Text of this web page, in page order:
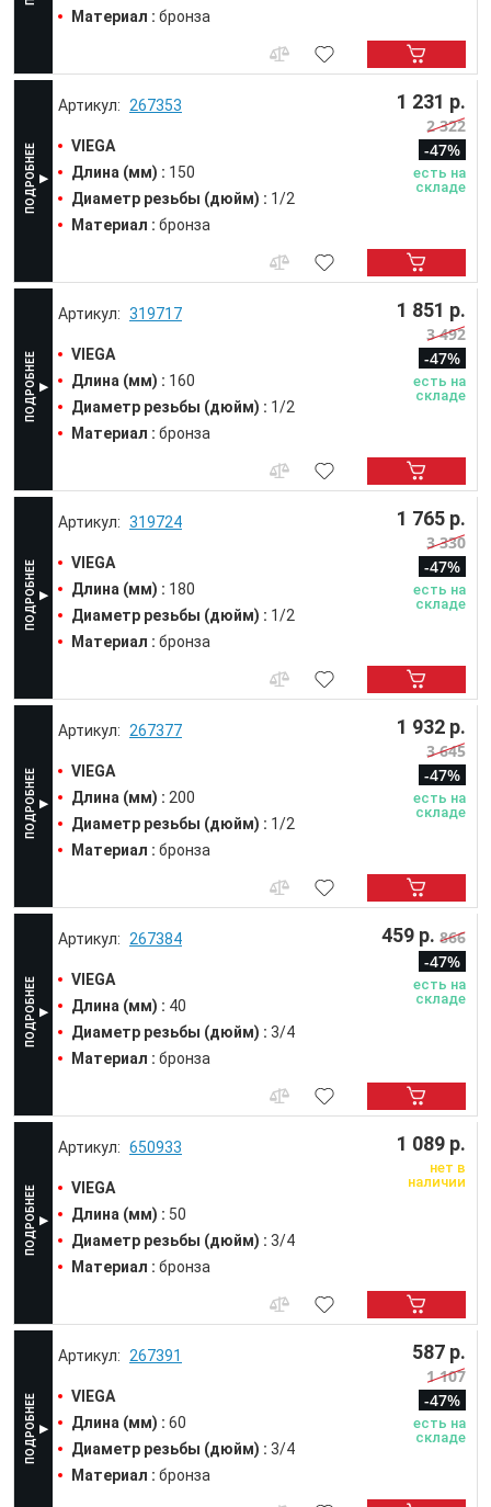
Материал : бронза
267353
VIEGA
Длина (мм) : 150
Диаметр резьбы (дюйм) : 1/2
Материал : бронза
1 231 р.
2 322
-47%
есть на
складе
319717
VIEGA
Длина (мм) : 160
Диаметр резьбы (дюйм) : 1/2
Материал : бронза
1 851 р.
3 492
-47%
есть на
складе
319724
VIEGA
Длина (мм) : 180
Диаметр резьбы (дюйм) : 1/2
Материал : бронза
1 765 р.
3 330
-47%
есть на
складе
267377
VIEGA
Длина (мм) : 200
Диаметр резьбы (дюйм) : 1/2
Материал : бронза
1 932 р.
3 645
-47%
есть на
складе
267384
VIEGA
Длина (мм) : 40
Диаметр резьбы (дюйм) : 3/4
Материал : бронза
459 р. 866
-47%
есть на
складе
650933
VIEGA
Длина (мм) : 50
Диаметр резьбы (дюйм) : 3/4
Материал : бронза
1 089 р.
нет в
наличии
267391
VIEGA
Длина (мм) : 60
Диаметр резьбы (дюйм) : 3/4
Материал : бронза
587 р.
1 107
-47%
есть на
складе